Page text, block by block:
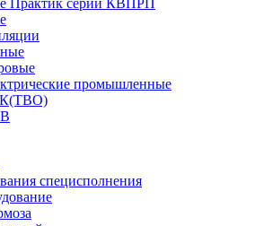
Практик серии КВПРП
промышленные
специсполнения